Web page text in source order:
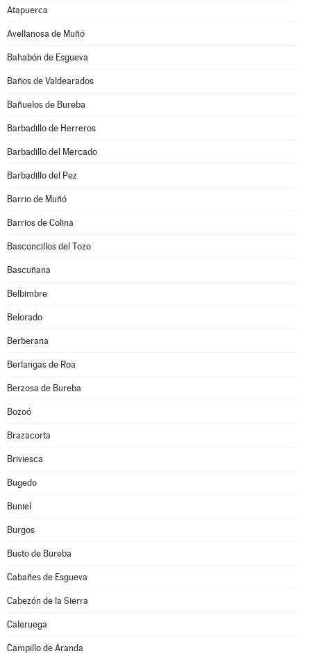
Atapuerca
Avellanosa de Muñó
Bahabón de Esgueva
Baños de Valdearados
Bañuelos de Bureba
Barbadillo de Herreros
Barbadillo del Mercado
Barbadillo del Pez
Barrio de Muñó
Barrios de Colina
Basconcillos del Tozo
Bascuñana
Belbimbre
Belorado
Berberana
Berlangas de Roa
Berzosa de Bureba
Bozoó
Brazacorta
Briviesca
Bugedo
Buniel
Burgos
Busto de Bureba
Cabañes de Esgueva
Cabezón de la Sierra
Caleruega
Campillo de Aranda